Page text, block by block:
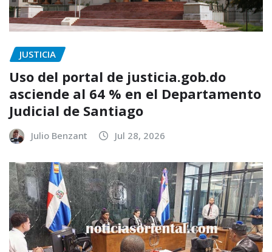
JUSTICIA
Uso del portal de justicia.gob.do
asciende al 64 % en el Departamento
Judicial de Santiago
Julio Benzant Jul 28, 2026